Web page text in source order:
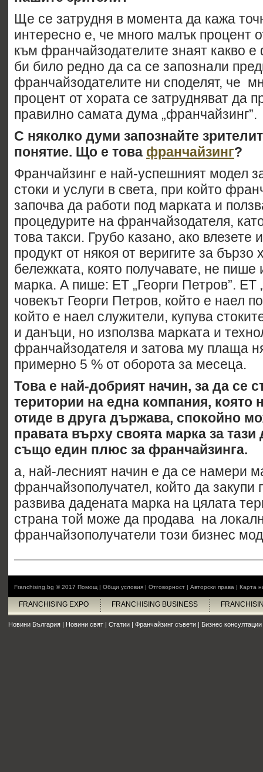
Ще се затрудня в момента да кажа
интересно е, че много малък процент
към франчайзодателите знаят какво е
би било редно да са се запознали
франчайзодателите ни споделят, че
процент от хората се затрудняват да
правилно самата дума „франчайзинг”.
С няколко думи запознайте
понятие. Що е това франчайзинг?
Франчайзинг е най-успешният модел
стоки и услуги в света, при който
започва да работи под марката и
процедурите на франчайзодателя,
това такси. Грубо казано, ако влезете
продукт от някоя от веригите за бързо
бележката, която получавате, не пише
марка. А пише: ЕТ „Георги Петров”. EТ
човекът Георги Петров, който е наел
който е наел служители, купува
и данъци, но използва марката и
франчайзодателя и затова му плаща
примерно 5 % от оборота за месеца.
Това е най-добрият начин, за да се
територии на една компания, която
отиде в друга държава, спокойно
правата върху своята марка за
също един плюс за франчайзинга.
а, най-лесният начин е да се намери
франчайзополучател, който да закупи
развива дадената марка на цялата
страна той може да продава на
франчайзополучатели този бизнес
Franchising.bg © 2017 Помощ | Общи условия | Отговорност | Авторски права | Карта
FRANCHISING EXPO FRANCHISING BUSINESS
Новини България | Новини свят | Статии | Франчайзинг съвети | Бизнес консултации